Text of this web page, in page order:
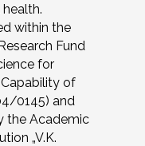
within the
Fund
for
of
0145) and
the Academic
„V.K.